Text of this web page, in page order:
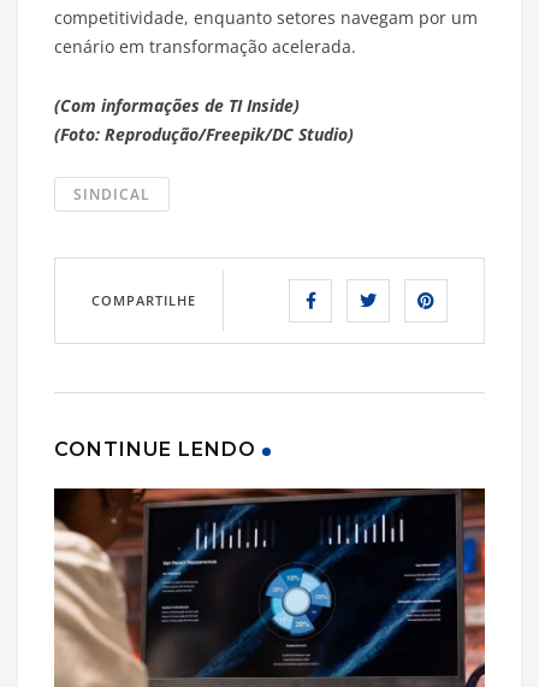
competitividade, enquanto setores navegam por um
cenário em transformação acelerada.
(Com informações de TI Inside)
(Foto: Reprodução/Freepik/DC Studio)
SINDICAL
COMPARTILHE
CONTINUE LENDO